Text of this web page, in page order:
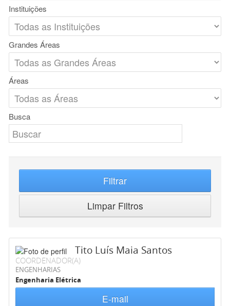
Instituições
Grandes Áreas
Áreas
Busca
Filtrar
Limpar Filtros
Tito Luís Maia Santos
COORDENADOR(A)
ENGENHARIAS
Engenharia Elétrica
E-mail